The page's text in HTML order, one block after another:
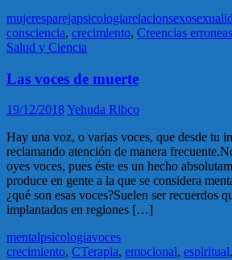
mujeresparejapsicologiarelacionsexo
consciencia, crecimiento, Creencias erroneas
Salud y Ciencia
Las voces de muerte
19/12/2018Yehuda Ribco
Hay una voz, o varias voces, que desde tu
reclamando atención de manera
oyes voces, pues éste es un hecho
produce en gente a la que se considera
¿qué son esas voces?Suelen ser recuerdos
implantados en regiones […]
mentalpsicologiavoces
crecimiento, CTerapia, emocional, espiritual,